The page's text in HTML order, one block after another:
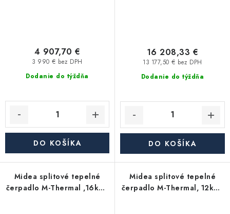
Dodanie do týždňa
3 990 € bez DPH
4 907,70 €
DO KOŠÍKA
Dodanie do týždňa
13 177,50 € bez DPH
16 208,33 €
DO KOŠÍKA
Midea splitové tepelné
čerpadlo M-Thermal ,16kW,
Midea splitové tepelné
čerpadlo M-Thermal, 12kW,